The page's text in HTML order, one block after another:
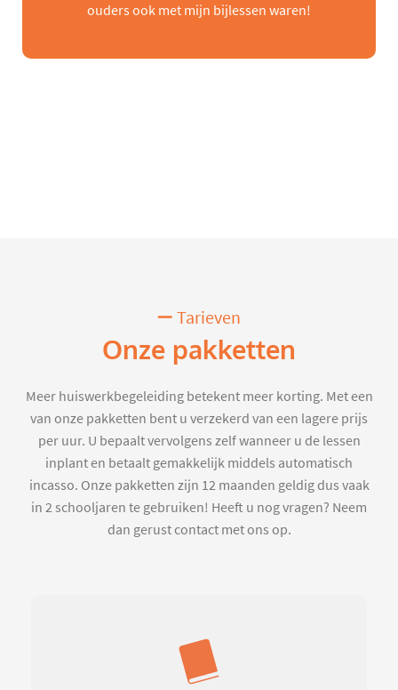
ouders ook met mijn bijlessen waren!
Tarieven
Onze pakketten
Meer huiswerkbegeleiding betekent meer korting. Met een
van onze pakketten bent u verzekerd van een lagere prijs
per uur. U bepaalt vervolgens zelf wanneer u de lessen
inplant en betaalt gemakkelijk middels automatisch
incasso. Onze pakketten zijn 12 maanden geldig dus vaak
in 2 schooljaren te gebruiken! Heeft u nog vragen? Neem
dan gerust contact met ons op.